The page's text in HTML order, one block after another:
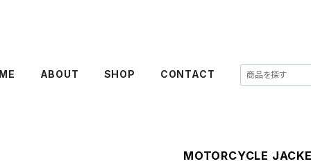
ABOUT SHOP CONTACT
MOTORCYCLE